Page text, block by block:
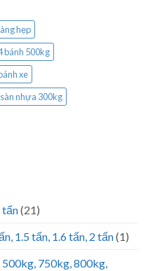
hẹp
bánh 500kg
xe
nhựa 300kg
tấn(21)
1.5 tấn, 1.6 tấn, 2 tấn(1)
750kg, 800kg,